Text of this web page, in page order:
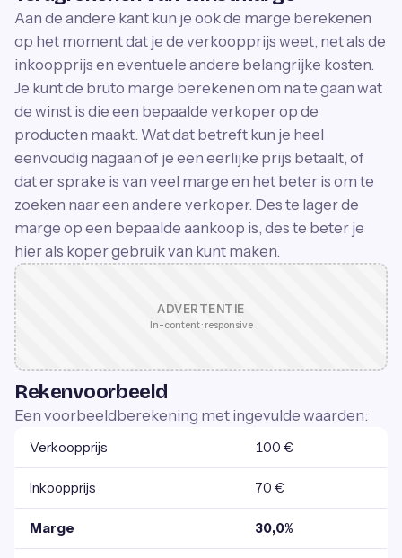
Aan de andere kant kun je ook de marge berekenen
op het moment dat je de verkoopprijs weet, net als de
inkoopprijs en eventuele andere belangrijke kosten.
Je kunt de bruto marge berekenen om na te gaan wat
de winst is die een bepaalde verkoper op de
producten maakt. Wat dat betreft kun je heel
eenvoudig nagaan of je een eerlijke prijs betaalt, of
dat er sprake is van veel marge en het beter is om te
zoeken naar een andere verkoper. Des te lager de
marge op een bepaalde aankoop is, des te beter je
hier als koper gebruik van kunt maken.
ADVERTENTIE
In-content · responsive
Rekenvoorbeeld
Een voorbeeldberekening met ingevulde waarden:
Verkoopprijs 100 €
Inkoopprijs 70 €
Marge 30,0%